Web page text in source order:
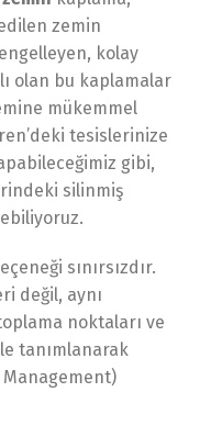
zemin
kolay
olan bu kaplamalar
mükemmel
tesislerinize
gibi,
silinmiş
sınırsızdır.
değil, aynı
noktaları ve
tanımlanarak